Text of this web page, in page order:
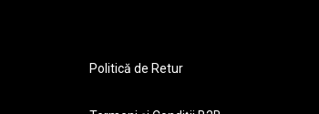
Politică de Retur